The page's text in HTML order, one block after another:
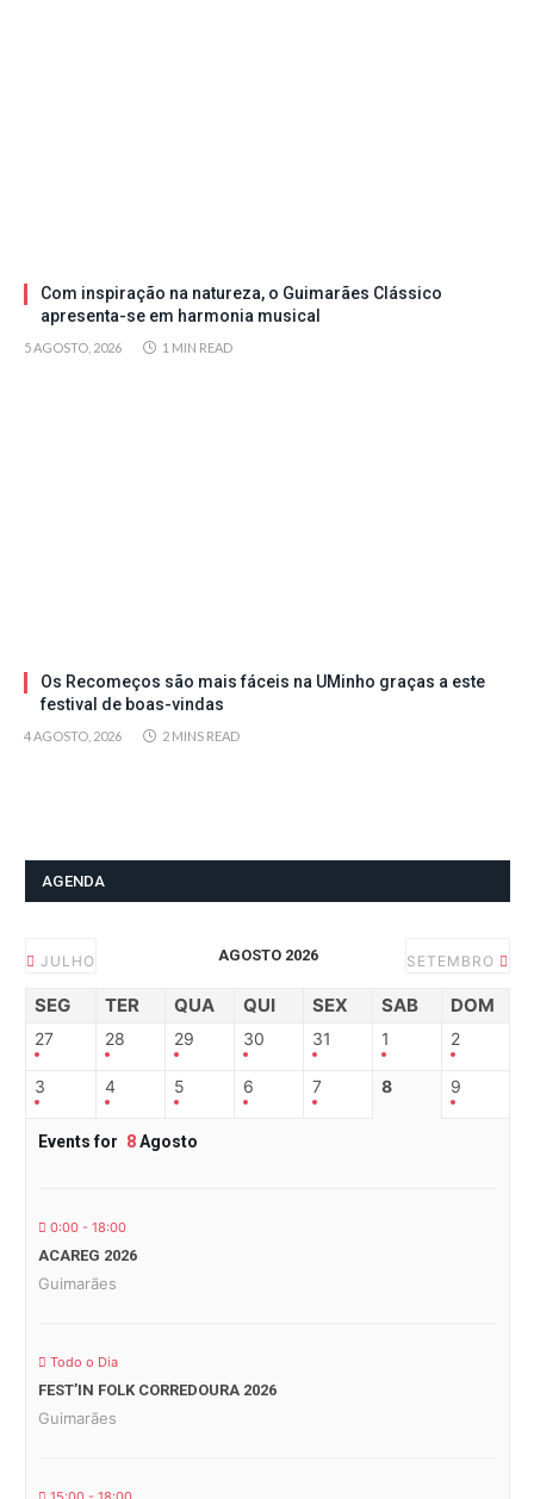
Com inspiração na natureza, o Guimarães Clássico
apresenta-se em harmonia musical
5 AGOSTO, 2026 1 MIN READ
Os Recomeços são mais fáceis na UMinho graças a este
festival de boas-vindas
4 AGOSTO, 2026 2 MINS READ
AGENDA
JULHO AGOSTO 2026 SETEMBRO
SEG TER QUA QUI SEX SAB DOM
27 28 29 30 31 1 2
3 4 5 6 7 8 9
Events for 8Agosto
0:00 - 18:00
ACAREG 2026
Guimarães
Todo o Dia
FEST’IN FOLK CORREDOURA 2026
Guimarães